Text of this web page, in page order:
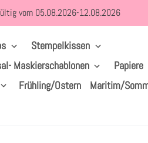
vom 05.08.2026-12.08.2026
Stempelkissen
Maskierschablonen
Papiere
Frühling/Ostern
Maritim/